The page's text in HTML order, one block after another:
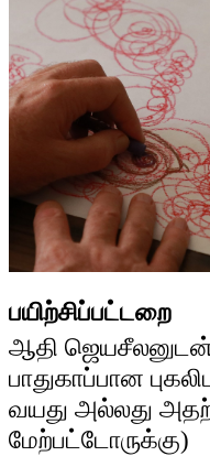
பயிற்சிப்பட்டறை
ஆதி
பாதுகாப்பான
வயது அல்லது
மேற்பட்டோருக்கு)